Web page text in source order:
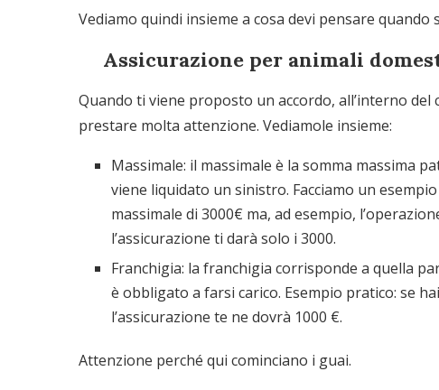
Vediamo quindi insieme a cosa devi pensare quando
Assicurazione per animali
Quando ti viene proposto un accordo, all’interno
prestare molta attenzione. Vediamole insieme:
Massimale: il massimale è la somma massima
viene liquidato un sinistro. Facciamo un
massimale di 3000€ ma, ad esempio,
l’assicurazione ti darà solo i 3000.
Franchigia: la franchigia corrisponde a quella
è obbligato a farsi carico. Esempio pratico: se
l’assicurazione te ne dovrà 1000 €.
Attenzione perché qui cominciano i guai.